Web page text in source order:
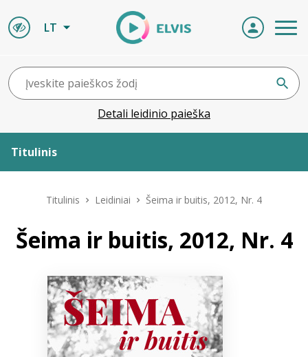
LT
Detali leidinio paieška
Titulinis
Leidiniai
Naujienos
Bibliotekoms
Titulinis Leidiniai Šeima ir buitis, 2012, Nr. 4
Šeima ir buitis, 2012, Nr. 4